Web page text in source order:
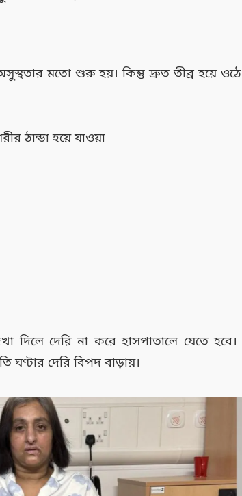
মতো শুরু হয়। কিন্তু দ্রুত তীব্র হয়ে
ঠান্ডা হয়ে যাওয়া
দিলে দেরি না করে হাসপাতালে যেতে
ঘণ্টার দেরি বিপদ বাড়ায়।